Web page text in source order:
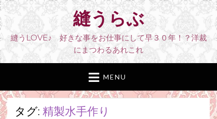
縫うらぶ
縫うLOVE♪ 好きな事をお仕事にして早３０年！？洋裁
にまつわるあれこれ
MENU
タグ: 精製水手作り